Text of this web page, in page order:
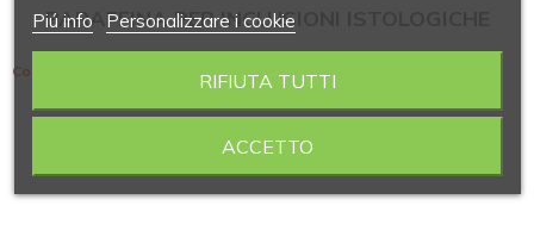
PARAFFINA PER INCLUSIONI ISTOLOGICHE
Contiene 2 articoli
Piú info Personalizzare i cookie
RIFIUTA TUTTI
ACCETTO